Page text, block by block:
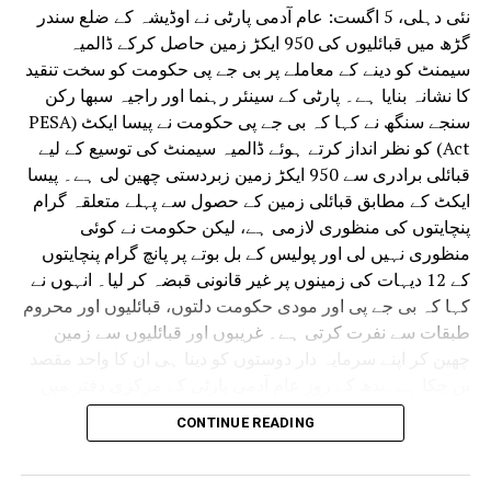
نئی دہلی، 5 اگست: عام آدمی پارٹی نے اوڈیشہ کے ضلع سندر
گڑھ میں قبائلیوں کی 950 ایکڑ زمین حاصل کرکے ڈالمیہ
سیمنٹ کو دینے کے معاملے پر بی جے پی حکومت کو سخت تنقید
کا نشانہ بنایا ہے۔ پارٹی کے سینئر رہنما اور راجیہ سبھا رکن
سنجے سنگھ نے کہا کہ بی جے پی حکومت نے پیسا ایکٹ (PESA
Act) کو نظر انداز کرتے ہوئے ڈالمیہ سیمنٹ کی توسیع کے لیے
قبائلی برادری سے 950 ایکڑ زمین زبردستی چھین لی ہے۔ پیسا
ایکٹ کے مطابق قبائلی زمین کے حصول سے پہلے متعلقہ گرام
پنچایتوں کی منظوری لازمی ہے، لیکن حکومت نے کوئی
منظوری نہیں لی اور پولیس کے بل بوتے پر پانچ گرام پنچایتوں
کے 12 دیہات کی زمینوں پر غیر قانونی قبضہ کر لیا۔ انہوں نے
کہا کہ بی جے پی اور مودی حکومت دلتوں، قبائلیوں اور محروم
طبقات سے نفرت کرتی ہے۔ غریبوں اور قبائلیوں سے زمین
پریس کانفرنس سے خطاب کرتے ہوئے سنجے سنگھ نے کہا کہ
پورے ملک میں کسانوں، قبائلیوں، دلتوں اور محروم طبقات کی
CONTINUE READING